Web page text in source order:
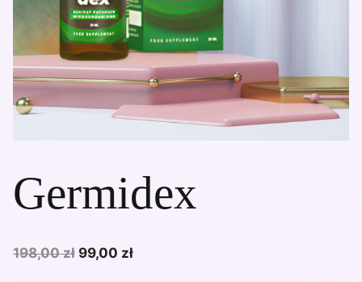
Germidex
198,00zł Pierwotna
99,00 złAktualna